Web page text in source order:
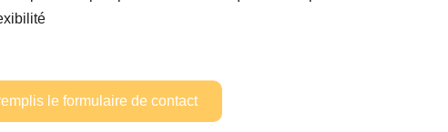
le formulaire de contact